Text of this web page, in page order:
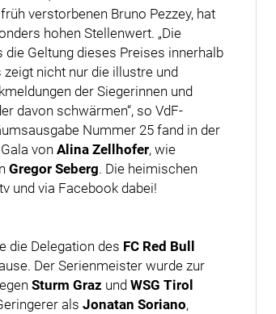
verstorbenen Bruno Pezzey, hat
hohen Stellenwert. „Die
Geltung dieses Preises innerhalb
nicht nur die illustre und
der Siegerinnen und
davon schwärmen“, so VdF-
Nummer 25 fand in der
von Alina Zellhofer, wie
Gregor Seberg. Die heimischen
und via Facebook dabei!
die Delegation des FC Red Bull
Der Serienmeister wurde zur
Sturm Graz und WSG Tirol
als Jonatan Soriano,